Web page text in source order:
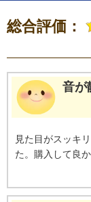
総合評価：
音が
見た目がスッキ
た。購入して良か